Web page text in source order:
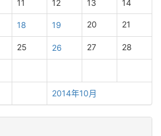
2014年10月
11 12 13 14
18 19 20 21
25 26 27 28